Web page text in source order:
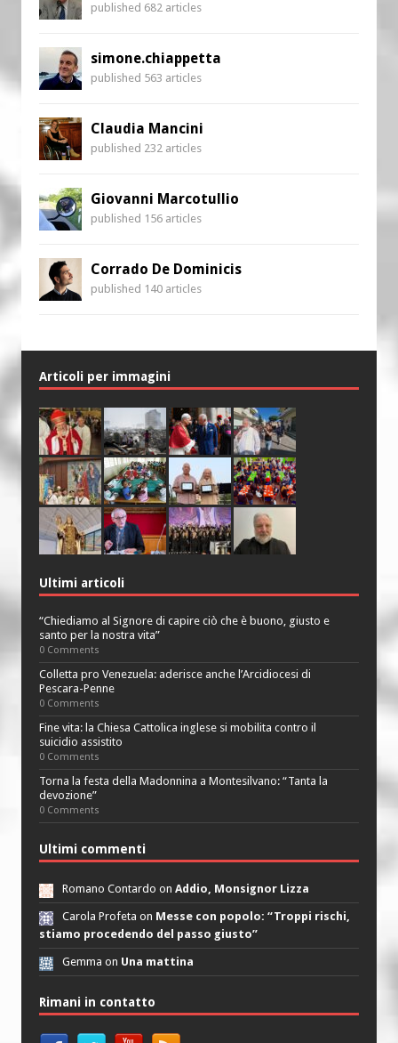
published 682 articles
simone.chiappetta
published 563 articles
Claudia Mancini
published 232 articles
Giovanni Marcotullio
published 156 articles
Corrado De Dominicis
published 140 articles
Articoli per immagini
Ultimi articoli
“Chiediamo al Signore di capire ciò che è buono, giusto e
santo per la nostra vita”
0 Comments
Colletta pro Venezuela: aderisce anche l’Arcidiocesi di
Pescara-Penne
0 Comments
Fine vita: la Chiesa Cattolica inglese si mobilita contro il
suicidio assistito
0 Comments
Torna la festa della Madonnina a Montesilvano: “Tanta la
devozione”
0 Comments
Ultimi commenti
Romano Contardo on Addio, Monsignor Lizza
Carola Profeta on Messe con popolo: “Troppi rischi,
stiamo procedendo del passo giusto”
Gemma on Una mattina
Rimani in contatto